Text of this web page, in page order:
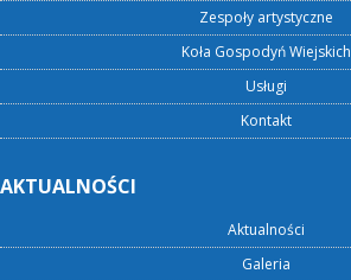
Zespoły artystyczne
Koła Gospodyń Wiejskich
Usługi
Kontakt
AKTUALNOŚCI
Aktualności
Galeria